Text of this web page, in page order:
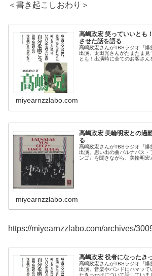
＜書き起こしおわり＞
高嶋政宏 笑っていいとも
させた話を語る
高嶋政宏さんがTBSラジオ『爆
出演。太田光さんがたまたま
とも！出演時に全てのお客さん
miyearnzzlabo.com
高嶋政宏 美輪明宏との過
る
高嶋政宏さんがTBSラジオ『爆
出演。思い出の曲バルナバス・
ンゴ』を聞きながら、美輪明宏
miyearnzzlabo.com
https://miyearnzzlabo.com/archives/
高嶋政宏 役者になったき
高嶋政宏さんがTBSラジオ『爆
出演。音楽やバンドにハマッて